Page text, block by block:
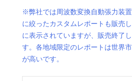
※弊社では周波数変換自動張力装
に絞ったカスタムレポートも販売
に表示されていますが、販売終了
す。各地域限定のレポートは世界
が高いです。